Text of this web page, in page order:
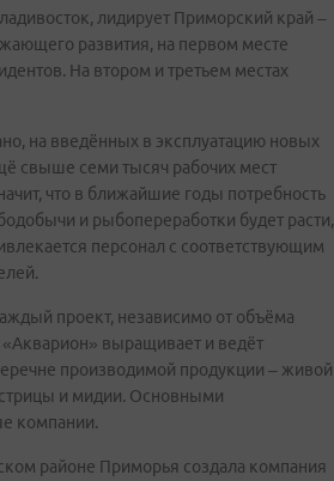
лидирует Приморский край –
развития, на первом месте
На втором и третьем местах
на введённых в эксплуатацию новых
свыше семи тысяч рабочих мест
что в ближайшие годы потребность
и рыбопереработки будет расти,
персонал с соответствующим
проект, независимо от объёма
выращивает и ведёт
производимой продукции – живой
и мидии. Основными
компании.
районе Приморья создала компания